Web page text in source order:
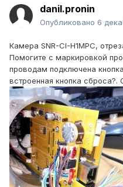
danil.pronin
Опубликовано 6
Камера SNR-CI-H1MPC,
Помогите с маркировкой
проводам подключена
встроенная кнопка